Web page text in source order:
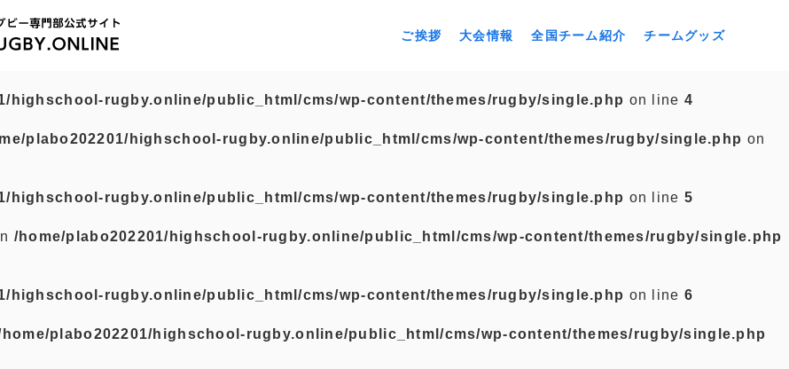
ご挨拶 大会情報 全国チーム紹介 チームグッズ
highschool-rugby.online/public_html/cms/wp-content/themes/rugby/single.php on line 4
plabo202201/highschool-rugby.online/public_html/cms/wp-content/themes/rugby/single.php on
highschool-rugby.online/public_html/cms/wp-content/themes/rugby/single.php on line 5
/home/plabo202201/highschool-rugby.online/public_html/cms/wp-content/themes/rugby/single.php
highschool-rugby.online/public_html/cms/wp-content/themes/rugby/single.php on line 6
home/plabo202201/highschool-rugby.online/public_html/cms/wp-content/themes/rugby/single.php